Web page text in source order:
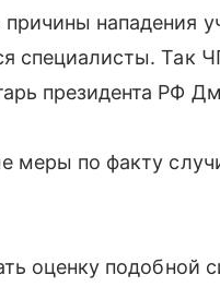
нападения
специалисты. Так
президента РФ
меры по факту
оценку подобной